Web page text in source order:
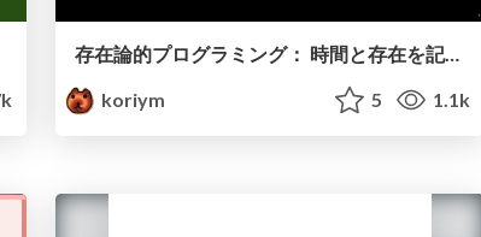
存在論的プログラミング： 時間と存在を記述する
koriym
5 1.1k